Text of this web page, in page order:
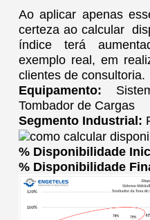
Ao aplicar apenas
certeza ao calcular
índice terá
exemplo real, em
clientes de consultoria.
Equipamento:
Tombador de Cargas
Segmento Industrial:
% Disponibilidade
% Disponibilidade